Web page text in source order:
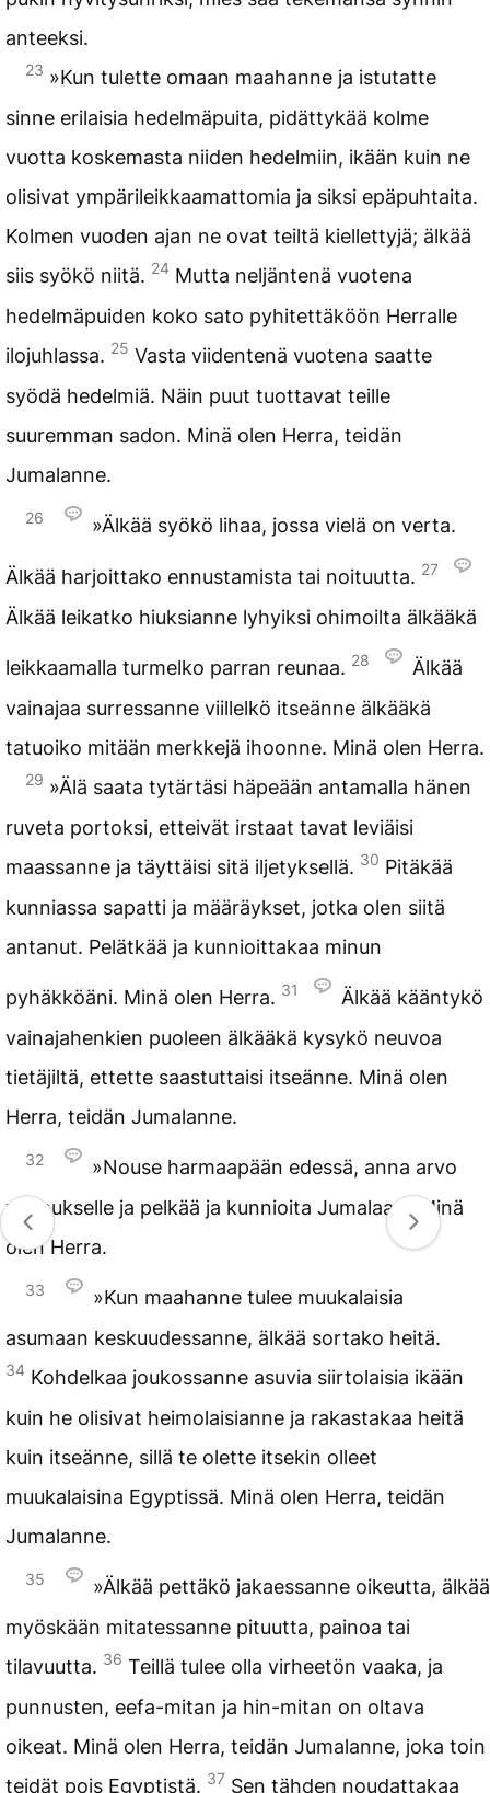
anteeksi.
23 »Kun tulette omaan maahanne ja istutatte
sinne erilaisia hedelmäpuita, pidättykää kolme
vuotta koskemasta niiden hedelmiin, ikään kuin ne
olisivat ympärileikkaamattomia ja siksi epäpuhtaita.
Kolmen vuoden ajan ne ovat teiltä kiellettyjä; älkää
siis syökö niitä. 24 Mutta neljäntenä vuotena
hedelmäpuiden koko sato pyhitettäköön Herralle
ilojuhlassa. 25 Vasta viidentenä vuotena saatte
syödä hedelmiä. Näin puut tuottavat teille
suuremman sadon. Minä olen Herra, teidän
Jumalanne.
26 »Älkää syökö lihaa, jossa vielä on verta.
Älkää harjoittako ennustamista tai noituutta. 27
Älkää leikatko hiuksianne lyhyiksi ohimoilta älkääkä
leikkaamalla turmelko parran reunaa. 28
Älkää
vainajaa surressanne viillelkö itseänne älkääkä
tatuoiko mitään merkkejä ihoonne. Minä olen Herra.
29 »Älä saata tytärtäsi häpeään antamalla hänen
ruveta portoksi, etteivät irstaat tavat leviäisi
maassanne ja täyttäisi sitä iljetyksellä. 30 Pitäkää
kunniassa sapatti ja määräykset, jotka olen siitä
antanut. Pelätkää ja kunnioittakaa minun
pyhäkköäni. Minä olen Herra. 31
Älkää kääntykö
vainajahenkien puoleen älkääkä kysykö neuvoa
tietäjiltä, ettette saastuttaisi itseänne. Minä olen
Herra, teidän Jumalanne.
32
»Nouse harmaapään edessä, anna arvo
vanhukselle ja pelkää ja kunnioita Jumalaasi. Minä
olen Herra.
33
»Kun maahanne tulee muukalaisia
asumaan keskuudessanne, älkää sortako heitä.
34 Kohdelkaa joukossanne asuvia siirtolaisia ikään
kuin he olisivat heimolaisianne ja rakastakaa heitä
kuin itseänne, sillä te olette itsekin olleet
muukalaisina Egyptissä. Minä olen Herra, teidän
Jumalanne.
35
»Älkää pettäkö jakaessanne oikeutta, älkää
myöskään mitatessanne pituutta, painoa tai
tilavuutta. 36 Teillä tulee olla virheetön vaaka, ja
punnusten, eefa-mitan ja hin-mitan on oltava
oikeat. Minä olen Herra, teidän Jumalanne, joka toin
teidät pois Egyptistä. 37 Sen tähden noudattakaa